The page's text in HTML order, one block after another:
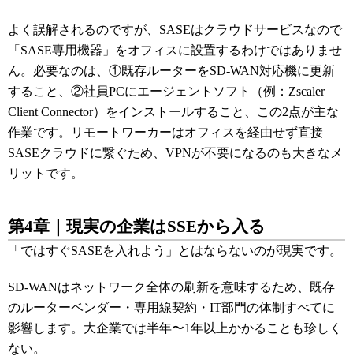
よく誤解されるのですが、SASEはクラウドサービスなので
「SASE専用機器」をオフィスに設置するわけではありませ
ん。必要なのは、①既存ルーターをSD-WAN対応機に更新
すること、②社員PCにエージェントソフト（例：Zscaler
Client Connector）をインストールすること、この2点が主な
作業です。リモートワーカーはオフィスを経由せず直接
SASEクラウドに繋ぐため、VPNが不要になるのも大きなメ
リットです。
第4章｜現実の企業はSSEから入る
「ではすぐSASEを入れよう」とはならないのが現実です。
SD-WANはネットワーク全体の刷新を意味するため、既存
のルーターベンダー・専用線契約・IT部門の体制すべてに
影響します。大企業では半年〜1年以上かかることも珍しく
ない。